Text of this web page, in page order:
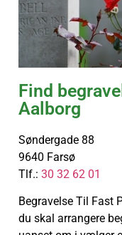
Find
Aalborg
Søndergade 88
9640 Farsø
Tlf.: 30 32 62 01
Begravelse Til Fast
du skal arrangere